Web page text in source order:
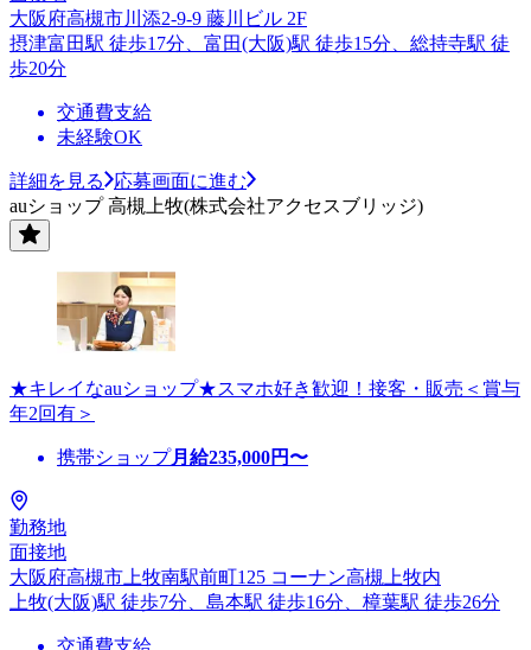
大阪府高槻市川添2-9-9 藤川ビル 2F
摂津富田駅 徒歩17分、富田(大阪)駅 徒歩15分、総持寺駅 徒
歩20分
交通費支給
未経験OK
詳細を見る
応募画面に進む
auショップ 高槻上牧(株式会社アクセスブリッジ)
★キレイなauショップ★スマホ好き歓迎！接客・販売＜賞与
年2回有＞
携帯ショップ月給235,000円〜
勤務地
面接地
大阪府高槻市上牧南駅前町125 コーナン高槻上牧内
上牧(大阪)駅 徒歩7分、島本駅 徒歩16分、樟葉駅 徒歩26分
交通費支給